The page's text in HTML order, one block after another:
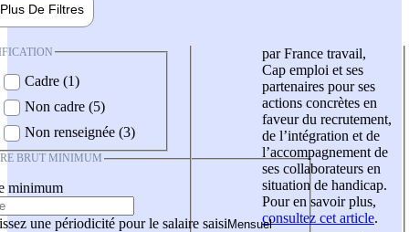
Plus De Filtres
Cadre (1)
Non cadre (5)
Non renseignée (3)
BRUT MINIMUM
minimum
une périodicité pour le salaire saisi
par France travail,
Cap emploi et ses
partenaires pour ses
actions concrètes en
faveur du recrutement,
de l’intégration et de
l’accompagnement de
ses collaborateurs en
situation de handicap.
Pour en savoir plus,
consultez cet article.